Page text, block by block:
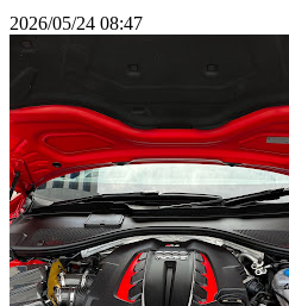
2026/05/24 08:47